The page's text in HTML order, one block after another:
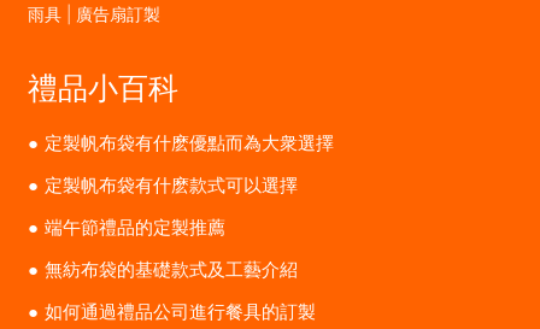
雨具 | 廣告扇訂製
禮品小百科
定製帆布袋有什麽優點而為大衆選擇
定製帆布袋有什麽款式可以選擇
端午節禮品的定製推薦
無紡布袋的基礎款式及工藝介紹
如何通過禮品公司進行餐具的訂製